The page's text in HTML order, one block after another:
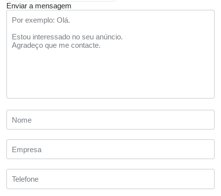
Enviar a mensagem